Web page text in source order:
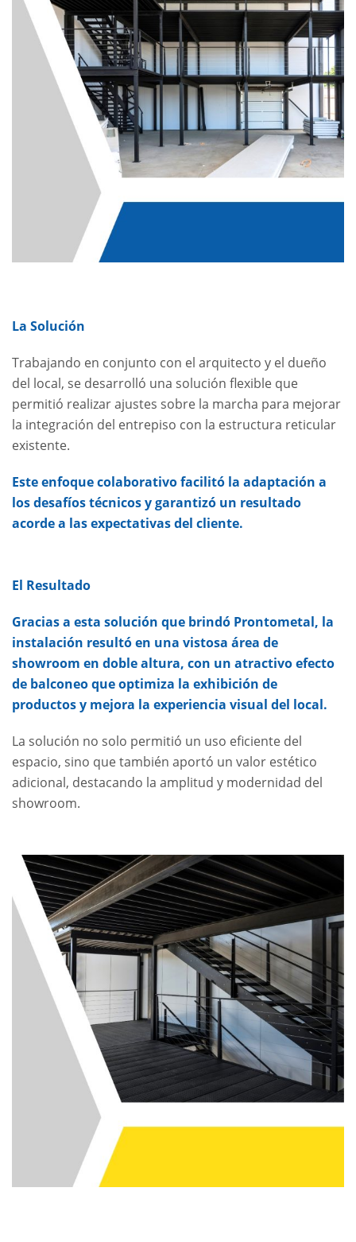
La Solución
Trabajando en conjunto con el arquitecto y el dueño
del local, se desarrolló una solución flexible que
permitió realizar ajustes sobre la marcha para mejorar
la integración del entrepiso con la estructura reticular
existente.
Este enfoque colaborativo facilitó la adaptación a
los desafíos técnicos y garantizó un resultado
acorde a las expectativas del cliente.
El Resultado
Gracias a esta solución que brindó Prontometal, la
instalación resultó en una vistosa área de
showroom en doble altura, con un atractivo efecto
de balconeo que optimiza la exhibición de
productos y mejora la experiencia visual del local.
La solución no solo permitió un uso eficiente del
espacio, sino que también aportó un valor estético
adicional, destacando la amplitud y modernidad del
showroom.